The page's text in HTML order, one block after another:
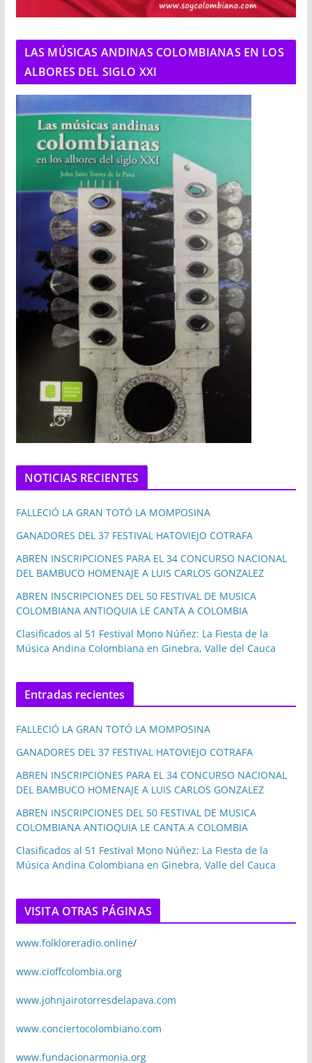
LAS MÚSICAS ANDINAS COLOMBIANAS EN LOS
ALBORES DEL SIGLO XXI
NOTICIAS RECIENTES
FALLECIÓ LA GRAN TOTÓ LA MOMPOSINA
GANADORES DEL 37 FESTIVAL HATOVIEJO COTRAFA
ABREN INSCRIPCIONES PARA EL 34 CONCURSO NACIONAL
DEL BAMBUCO HOMENAJE A LUIS CARLOS GONZALEZ
ABREN INSCRIPCIONES DEL 50 FESTIVAL DE MUSICA
COLOMBIANA ANTIOQUIA LE CANTA A COLOMBIA
Clasificados al 51 Festival Mono Núñez: La Fiesta de la
Música Andina Colombiana en Ginebra, Valle del Cauca
Entradas recientes
FALLECIÓ LA GRAN TOTÓ LA MOMPOSINA
GANADORES DEL 37 FESTIVAL HATOVIEJO COTRAFA
ABREN INSCRIPCIONES PARA EL 34 CONCURSO NACIONAL
DEL BAMBUCO HOMENAJE A LUIS CARLOS GONZALEZ
ABREN INSCRIPCIONES DEL 50 FESTIVAL DE MUSICA
COLOMBIANA ANTIOQUIA LE CANTA A COLOMBIA
Clasificados al 51 Festival Mono Núñez: La Fiesta de la
Música Andina Colombiana en Ginebra, Valle del Cauca
VISITA OTRAS PÁGINAS
www.folkloreradio.online/
www.cioffcolombia.org
www.johnjairotorresdelapava.com
www.conciertocolombiano.com
www.fundacionarmonia.org